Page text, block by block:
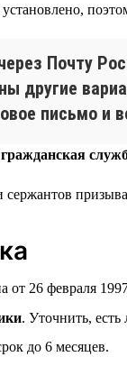
Почту
другие
письмо и
сержантов
от 26 февраля
. Уточнить,
до 6 месяцев.